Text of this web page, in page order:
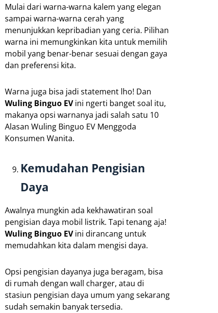
Mulai dari warna-warna kalem yang elegan
sampai warna-warna cerah yang
menunjukkan kepribadian yang ceria. Pilihan
warna ini memungkinkan kita untuk memilih
mobil yang benar-benar sesuai dengan gaya
dan preferensi kita.
Warna juga bisa jadi statement lho! Dan
Wuling Binguo EVini ngerti banget soal itu,
makanya opsi warnanya jadi salah satu 10
Alasan Wuling Binguo EV Menggoda
Konsumen Wanita.
Kemudahan Pengisian
Daya
Awalnya mungkin ada kekhawatiran soal
pengisian daya mobil listrik. Tapi tenang aja!
Wuling Binguo EVini dirancang untuk
memudahkan kita dalam mengisi daya.
Opsi pengisian dayanya juga beragam, bisa
di rumah dengan wall charger, atau di
stasiun pengisian daya umum yang sekarang
sudah semakin banyak tersedia.